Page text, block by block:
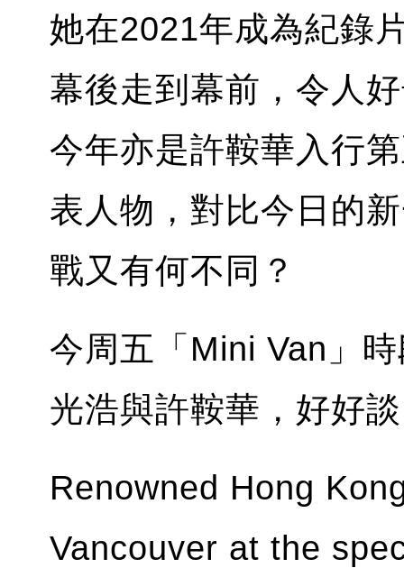
她在2021年成為紀錄
幕後走到幕前，令人
今年亦是許鞍華入行
表人物，對比今日的
戰又有何不同？
今周五「Mini Van」
光浩與許鞍華，好好
Renowned Hong
Vancouver at the